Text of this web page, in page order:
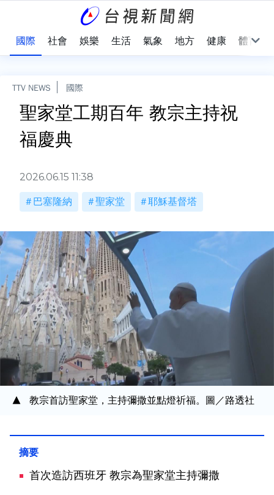
國際 社會 娛樂 生活 氣象 地方 健康 體育
TTV NEWS 國際
聖家堂工期百年 教宗主持祝
福慶典
2026.06.15 11:38
巴塞隆納 聖家堂 耶穌基督塔
教宗首訪聖家堂，主持彌撒並點燈祈福。圖／路透社
首次造訪西班牙 教宗為聖家堂主持彌撒